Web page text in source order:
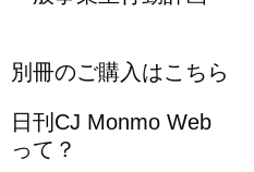
別冊のご購入はこちら
日刊CJ Monmo Web
って？